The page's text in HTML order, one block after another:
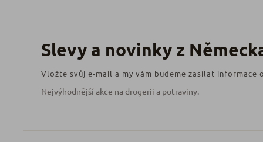
Vložte svůj e-mail a my vám budeme zasílat informace